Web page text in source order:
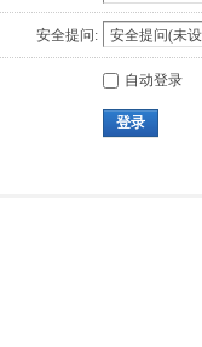
安全提问:
自动登录
登录